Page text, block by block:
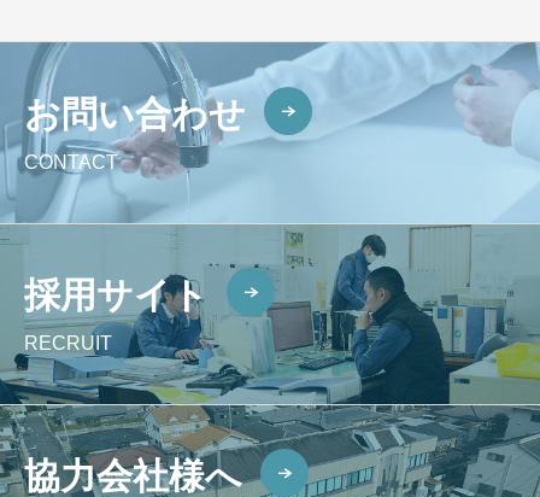
お問い合わせ
CONTACT
採用サイト
RECRUIT
協力会社様へ